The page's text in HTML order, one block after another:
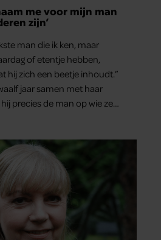
me voor mijn man
zijn’
man die ik ken, maar
of etentje hebben,
hij zich een beetje inhoudt.”
jaar samen met haar
precies de man op wie ze
mensen zijn.